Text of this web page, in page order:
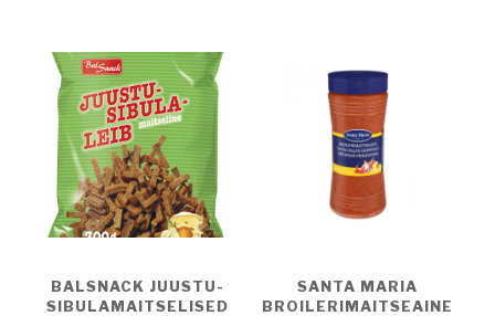
BALSNACK JUUSTU-
SIBULAMAITSELISED
SANTA MARIA
BROILERIMAITSEAINE